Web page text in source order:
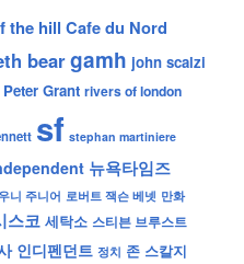
the hill Cafe du Nord
beargamh john scalzi
Peter Grant rivers of london
sf stephan martiniere
뉴욕타임즈
니 주니어 로버트 잭슨 베넷 만화
스코 세탁소 스티븐 브루스트
인디펜던트 정치 존 스칼지